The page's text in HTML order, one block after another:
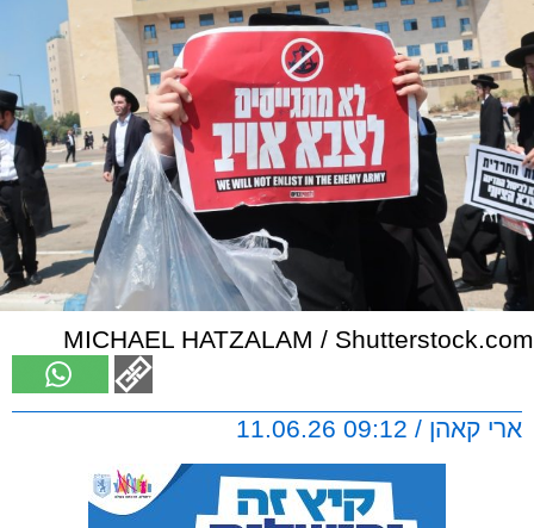
MICHAEL HATZALAM / Shutterstock.com
ארי קאהן / 09:12 11.06.26